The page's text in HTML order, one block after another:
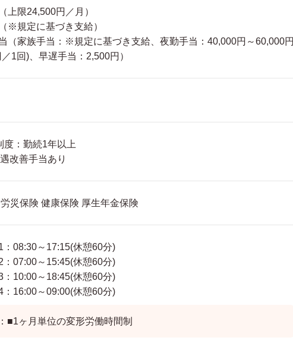
上限24,500円／月）
※規定に基づき支給）
（家族手当：※規定に基づき支給、夜勤手当：40,000円～60,000円
1回)、早遅手当：2,500円）
度：勤続1年以上
改善手当あり
災保険 健康保険 厚生年金保険
：08:30～17:15(休憩60分)
：07:00～15:45(休憩60分)
：10:00～18:45(休憩60分)
：16:00～09:00(休憩60分)
■1ヶ月単位の変形労働時間制